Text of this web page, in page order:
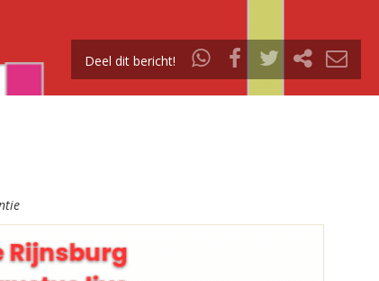
Deel dit bericht!